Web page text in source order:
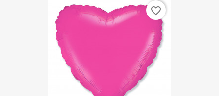
favorite_border